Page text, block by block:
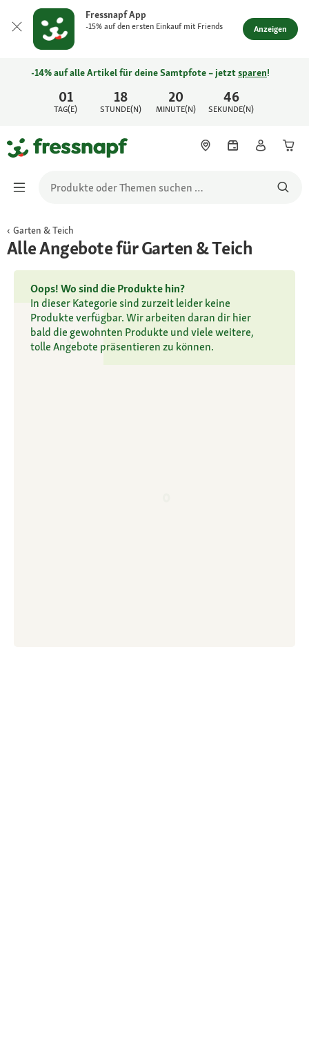
Fressnapf App
-15% auf den ersten Einkauf mit Friends Anzeigen
01
TAG(E)
18
STUNDE(N)
20
MINUTE(N)
46
SEKUNDE(N)
-14% auf alle Artikel für deine Samtpfote – jetztsparen!
Garten & Teich
Alle Angebote für Garten & Teich
Oops! Wo sind die Produkte hin?
In dieser Kategorie sind zurzeit leider keine
Produkte verfügbar. Wir arbeiten daran dir hier
bald die gewohnten Produkte und viele weitere,
tolle Angebote präsentieren zu können.